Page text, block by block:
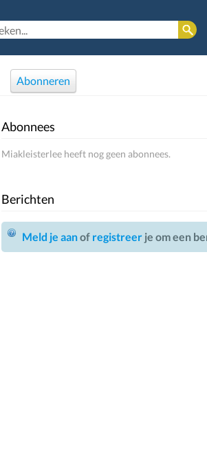
Abonneren
Abonnees
Miakleisterlee heeft nog geen abonnees.
Berichten
Meld je aanof registreerje om een